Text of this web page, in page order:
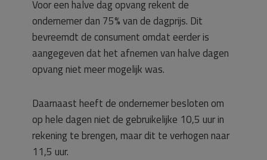
Voor een halve dag opvang rekent de
ondernemer dan 75% van de dagprijs. Dit
bevreemdt de consument omdat eerder is
aangegeven dat het afnemen van halve dagen
opvang niet meer mogelijk was.
Daarnaast heeft de ondernemer besloten om
op hele dagen niet de gebruikelijke 10,5 uur in
rekening te brengen, maar dit te verhogen naar
11,5 uur.